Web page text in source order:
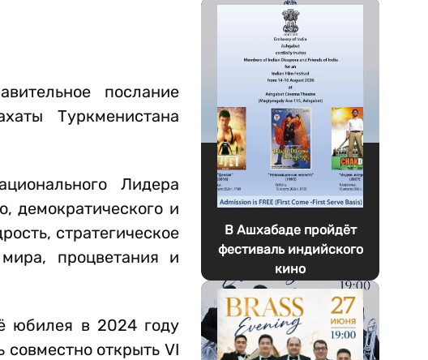
послание
Туркменистана
Лидера
демократического и
стратегическое
процветания и
юбилея в 2024 году
открыть VI
В Ашхабаде пройдёт
фестиваль индийского
кино